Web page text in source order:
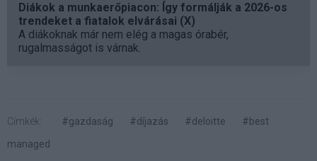
Diákok a munkaerőpiacon: Így formálják a 2026-os
trendeket a fiatalok elvárásai (X)
A diákoknak már nem elég a magas órabér,
rugalmasságot is várnak.
Címkék: #gazdaság #díjazás #deloitte
#best
managed